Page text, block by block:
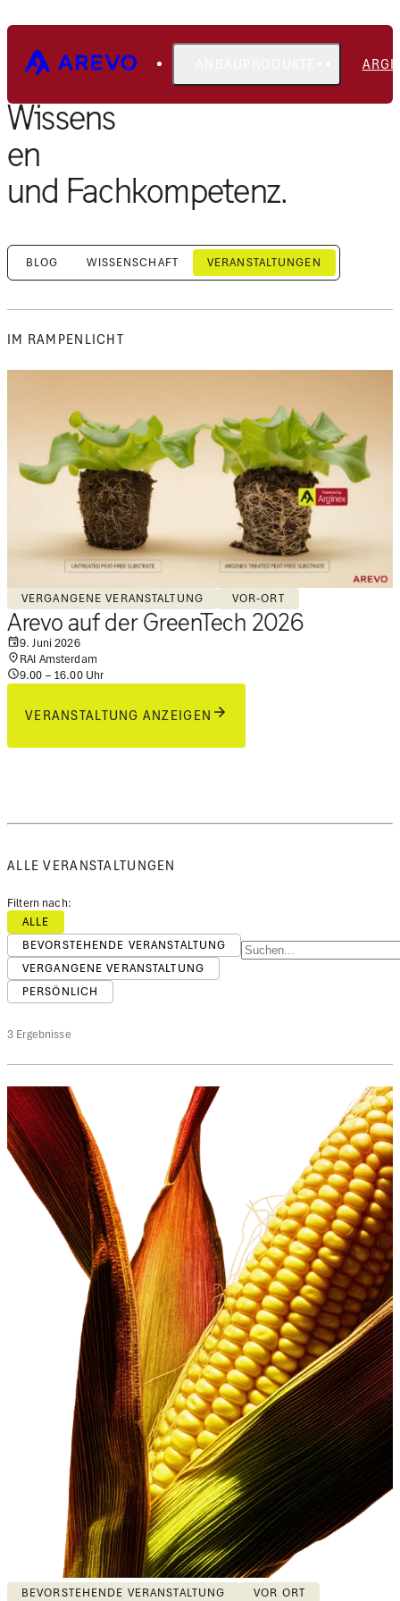
Wissens
en
und Fachkompetenz.
BLOG WISSENSCHAFT VERANSTALTUNGEN
IM RAMPENLICHT
VERGANGENE VERANSTALTUNG VOR-ORT
Arevo auf der GreenTech 2026
9. Juni 2026
RAI Amsterdam
9.00 – 16.00 Uhr
VERANSTALTUNG ANZEIGEN
ALLE VERANSTALTUNGEN
Filtern nach:
ALLE
BEVORSTEHENDE VERANSTALTUNG
VERGANGENE VERANSTALTUNG
PERSÖNLICH
3 Ergebnisse
BEVORSTEHENDE VERANSTALTUNG VOR ORT